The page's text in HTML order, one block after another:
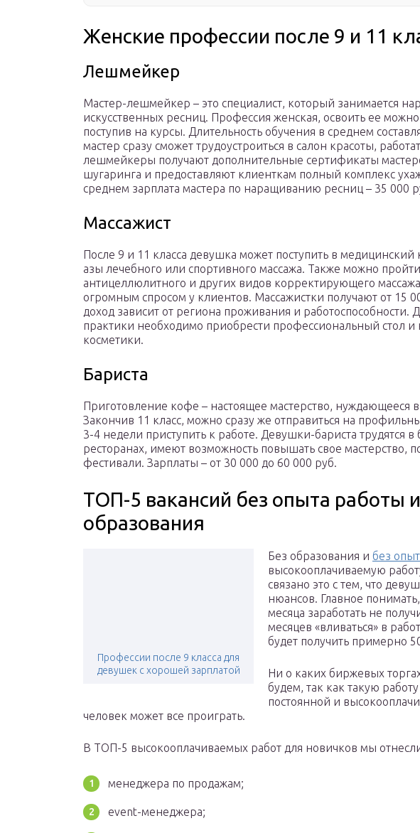
Женские профессии после 9 и 11
Лешмейкер
Мастер-лешмейкер – это специалист, который занимается
искусственных ресниц. Профессия женская, освоить ее можно
поступив на курсы. Длительность обучения в среднем
мастер сразу сможет трудоустроиться в салон красоты,
лешмейкеры получают дополнительные сертификаты
шугаринга и предоставляют клиенткам полный комплекс
среднем зарплата мастера по наращиванию ресниц – 35 000
Массажист
После 9 и 11 класса девушка может поступить в медицинский
азы лечебного или спортивного массажа. Также можно
антицеллюлитного и других видов корректирующего
огромным спросом у клиентов. Массажистки получают от 15
доход зависит от региона проживания и работоспособности.
практики необходимо приобрести профессиональный стол и
косметики.
Бариста
Приготовление кофе – настоящее мастерство, нуждающееся
Закончив 11 класс, можно сразу же отправиться на
3-4 недели приступить к работе. Девушки-бариста трудятся
ресторанах, имеют возможность повышать свое мастерство,
фестивали. Зарплаты – от 30 000 до 60 000 руб.
ТОП-5 вакансий без опыта работы
образования
Профессии после 9 класса для
девушек с хорошей зарплатой
Без образования и без
высокооплачиваемую
связано это с тем, что
нюансов. Главное
месяца заработать не
месяцев «вливаться» в
будет получить примерно
Ни о каких биржевых
будем, так как такую
постоянной и
человек может все проиграть.
В ТОП-5 высокооплачиваемых работ для новичков мы
менеджера по продажам;
event-менеджера;